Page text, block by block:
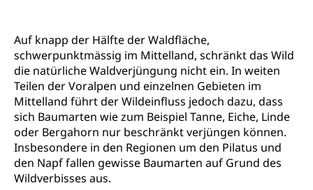
Auf knapp der Hälfte der Waldfläche,
schwerpunktmässig im Mittelland, schränkt das Wild
die natürliche Waldverjüngung nicht ein. In weiten
Teilen der Voralpen und einzelnen Gebieten im
Mittelland führt der Wildeinfluss jedoch dazu, dass
sich Baumarten wie zum Beispiel Tanne, Eiche, Linde
oder Bergahorn nur beschränkt verjüngen können.
Insbesondere in den Regionen um den Pilatus und
den Napf fallen gewisse Baumarten auf Grund des
Wildverbisses aus.
Betreuung von Angehörigen (WAS Luzern)
Religionsvielfalt Im Kanton Luzern (unilu)
Religion (gruezi.lu.ch)
Sport
Freizeitaktivitäten, Schulsport, Spitzensport,
Breitensport, Jugend und Sport, Sportanlagen
Olympiateam Kanton Luzern
Offene Sporthallen
Gesundheitsförderung
Tiere
Haustiere, Heimtiere, Wildtiere, Veterinärmedizin,
Tiermedizin, Tierarzt, Tierschutz, Jagd, Fischerei,
Viehzucht